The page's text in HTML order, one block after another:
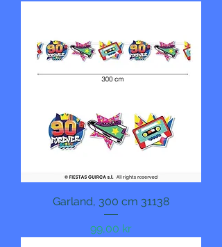
Garland, 300 cm 31138
Pris
99,00 kr